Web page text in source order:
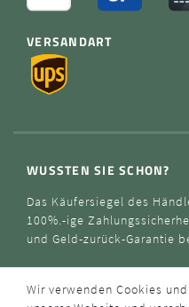
VERSANDART
WUSSTEN SIE SCHON?
Das Käufersiegel des
100%.-ige
und Geld-zurück-Garantie
Wir verwenden Cookies